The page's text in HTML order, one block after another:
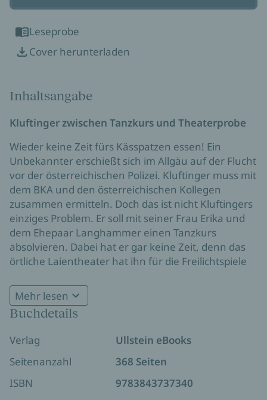
Leseprobe
Cover herunterladen
Inhaltsangabe
Kluftinger zwischen Tanzkurs und Theaterprobe
Wieder keine Zeit fürs Kässpatzen essen! Ein
Unbekannter erschießt sich im Allgäu auf der Flucht
vor der österreichischen Polizei. Kluftinger muss mit
dem BKA und den österreichischen Kollegen
zusammen ermitteln. Doch das ist nicht Kluftingers
einziges Problem. Er soll mit seiner Frau Erika und
dem Ehepaar Langhammer einen Tanzkurs
absolvieren. Dabei hat er gar keine Zeit, denn das
örtliche Laientheater hat ihn für die Freilichtspiele
Ein Ermittler zwischen Chaos und Charme
Kluftinger, bekannt für seinen trockenen Humor
einer absurden Herausforderung zur nächsten.
Doch hinter all dem Chaos lauern menschliche
Highlight machen. Mit viel Lokalkolorit, Spannung
Mehr lesen
Buchdetails
Verlag
Ullstein eBooks
Seitenanzahl
368 Seiten
ISBN
9783843737340